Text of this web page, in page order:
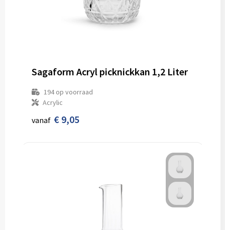
Sagaform Acryl picknickkan 1,2 Liter
194op voorraad
Acrylic
vanaf € 9,05